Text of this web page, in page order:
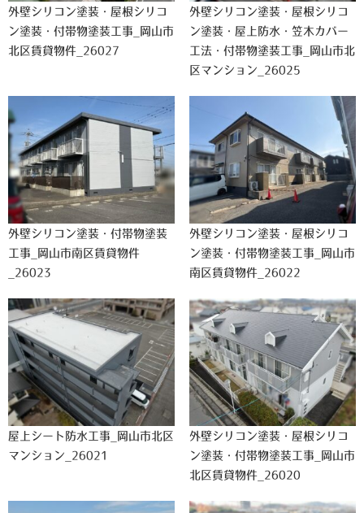
外壁シリコン塗装・屋根シリコ
ン塗装・付帯物塗装工事_岡山市
北区賃貸物件_26027
外壁シリコン塗装・屋根シリコ
ン塗装・屋上防水・笠木カバー
工法・付帯物塗装工事_岡山市北
区マンション_26025
外壁シリコン塗装・付帯物塗装
工事_岡山市南区賃貸物件
_26023
外壁シリコン塗装・屋根シリコ
ン塗装・付帯物塗装工事_岡山市
南区賃貸物件_26022
屋上シート防水工事_岡山市北区
マンション_26021
外壁シリコン塗装・屋根シリコ
ン塗装・付帯物塗装工事_岡山市
北区賃貸物件_26020